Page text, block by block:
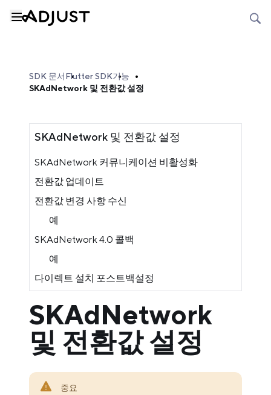
SDK 문서Flutter SDK기능
SKAdNetwork 및 전환값 설정
SKAdNetwork 및 전환값 설정
SKAdNetwork 커뮤니케이션 비활성화
전환값 업데이트
전환값 변경 사항 수신
예
SKAdNetwork 4.0 콜백
예
다이렉트 설치 포스트백설정
SKAdNetwork
및 전환값 설정
중요